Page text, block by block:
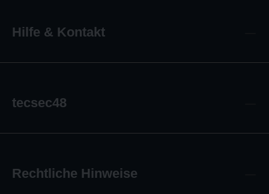
Hilfe & Kontakt
tecsec48
Rechtliche Hinweise